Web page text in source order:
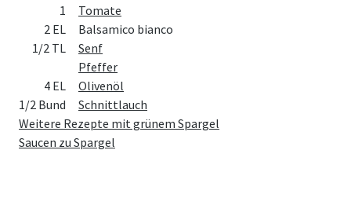
1
Tomate
2 EL
Balsamico bianco
1/2 TL
Senf
Pfeffer
4 EL
Olivenöl
1/2 Bund
Schnittlauch
Weitere Rezepte mit grünem Spargel
Saucen zu Spargel